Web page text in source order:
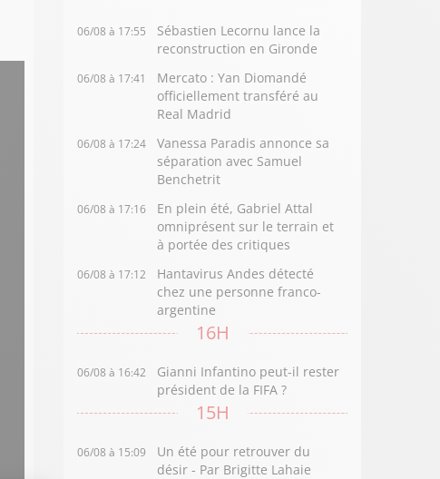
06/08 à 17:55
Sébastien Lecornu lance la
reconstruction en Gironde
06/08 à 17:41
Mercato : Yan Diomandé
officiellement transféré au
Real Madrid
06/08 à 17:24
Vanessa Paradis annonce sa
séparation avec Samuel
Benchetrit
06/08 à 17:16
En plein été, Gabriel Attal
omniprésent sur le terrain et
à portée des critiques
06/08 à 17:12
Hantavirus Andes détecté
chez une personne franco-
argentine
16H
06/08 à 16:42
Gianni Infantino peut-il rester
président de la FIFA ?
15H
06/08 à 15:09
Un été pour retrouver du
désir - Par Brigitte Lahaie